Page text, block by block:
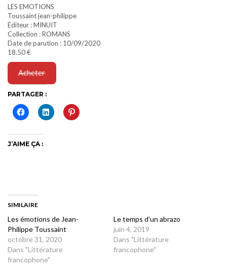
LES EMOTIONS
Toussaint jean-philippe
Editeur : MINUIT
Collection : ROMANS
Date de parution : 10/09/2020
18.50 €
Acheter
PARTAGER :
J’AIME ÇA :
SIMILAIRE
Les émotions de Jean-
Philippe Toussaint
octobre 31, 2020
Dans "Littérature
francophone"
Le temps d’un abrazo
juin 4, 2019
Dans "Littérature
francophone"